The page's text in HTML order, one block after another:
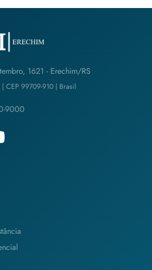
1621 - Erechim/RS
CEP 99709-910 | Brasil
9000